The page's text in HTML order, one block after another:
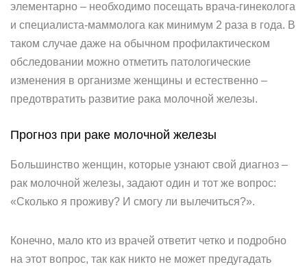
элементарно – необходимо посещать врача-гинеколога
и специалиста-маммолога как минимум 2 раза в года. В
таком случае даже на обычном профилактическом
обследовании можно отметить патологические
изменения в организме женщины и естественно –
предотвратить развитие рака молочной железы.
Прогноз при раке молочной железы
Большинство женщин, которые узнают свой диагноз –
рак молочной железы, задают один и тот же вопрос:
«Сколько я проживу? И смогу ли вылечиться?».
Конечно, мало кто из врачей ответит четко и подробно
на этот вопрос, так как никто не может предугадать